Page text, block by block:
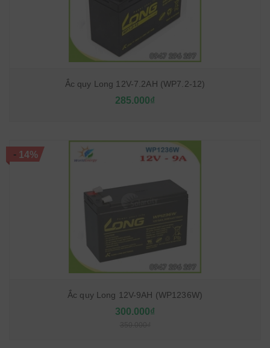
Ắc quy Long 12V-7.2AH (WP7.2-12)
285.000₫
-14%
Ắc quy Long 12V-9AH (WP1236W)
300.000₫